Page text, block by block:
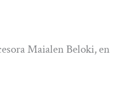
Maialen Beloki, en